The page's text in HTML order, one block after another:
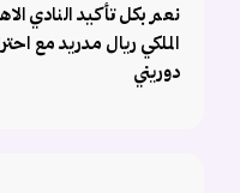
نعم بكل تأكيد النادي
الملكي ريال مدريد مع
دوريني